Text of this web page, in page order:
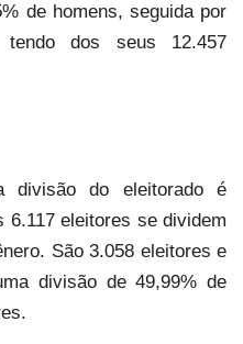
de homens, seguida por
tendo dos seus 12.457
divisão do eleitorado é
6.117 eleitores se dividem
São 3.058 eleitores e
divisão de 49,99% de